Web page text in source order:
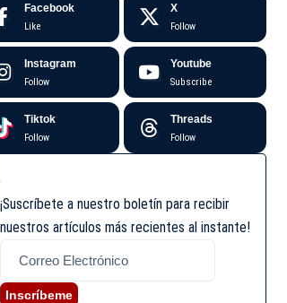
Facebook
Like
X
Follow
Instagram
Follow
Youtube
Subscribe
Tiktok
Follow
Threads
Follow
¡Suscríbete a nuestro boletín para recibir
nuestros artículos más recientes al instante!
Inscríbeme